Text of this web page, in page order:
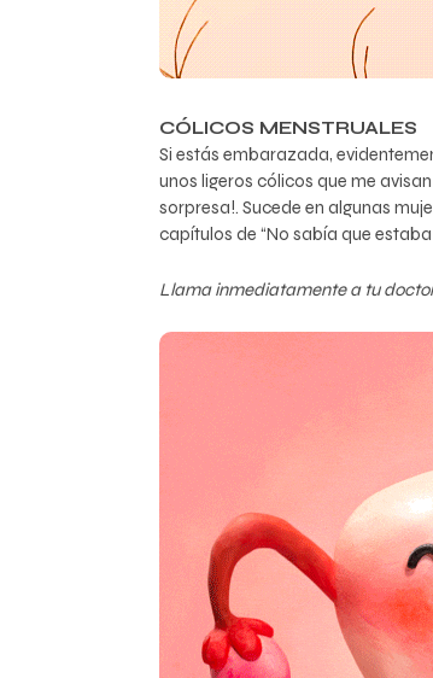
CÓLICOS MENSTRUALES
Si estás embarazada,
unos ligeros cólicos que me
sorpresa!. Sucede en algunas
capítulos de “No sabía que
Llama inmediatamente a tu